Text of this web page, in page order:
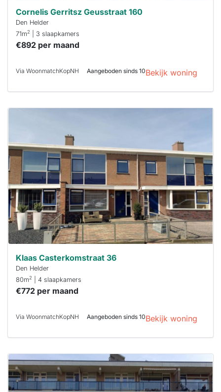
Cornelis Gerritsz Geusstraat 160
Den Helder
71m2 | 3 slaapkamers
€892 per maand
Via WoonmatchKopNH Aangeboden sinds 10Bekijk woning
waarschijnlijk
al verhuurd
Om kans te
maken moet je
binnen 15
minuten
reageren.
Stekkies helpt
je hierbij!
Klaas Casterkomstraat 36
Den Helder
80m2 | 4 slaapkamers
€772 per maand
Via WoonmatchKopNH Aangeboden sinds 10Bekijk woning
Deze woning
is
waarschijnlijk
al verhuurd